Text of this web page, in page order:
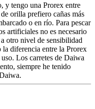
y tengo una Prorex entre
orilla prefiero cañas más
o en río. Para pescar
artificiales no es necesario
otro nivel de sensibilidad
la diferencia entre la Prorex
Los carretes de Daiwa
siempre he tenido